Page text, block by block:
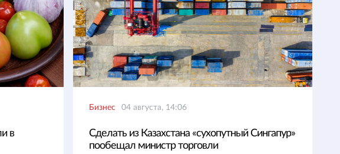
в
Бизнес 04 августа, 14:06
Сделать из Казахстана «сухопутный Сингапур»
пообещал министр торговли